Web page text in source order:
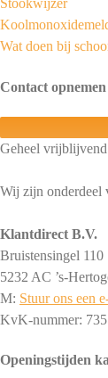
Stookwijzer
Wat doen bij
Contact opnemen
Geheel
Wij zijn onderdeel
Klantdirect B.V.
Bruistensingel 110
5232 AC ’s-
M: Stuur ons een
KvK-nummer:
Openingstijden